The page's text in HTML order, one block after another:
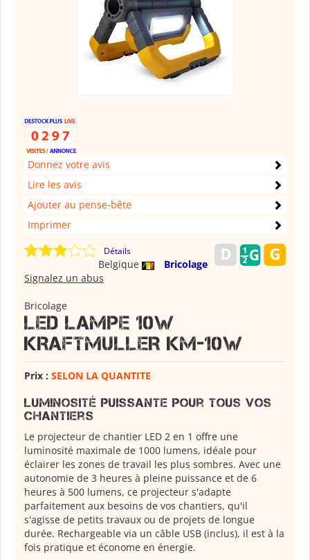
Donnez votre avis
Lire les avis
Ajouter au pense-bête
Imprimer
Détails
Belgique
Bricolage
Signalez un abus
Bricolage
LED LAMPE 10W
KRAFTMULLER KM-10W
Prix : SELON LA QUANTITE
Luminosité Puissante pour Tous Vos
Chantiers
Le projecteur de chantier LED 2 en 1 offre une
luminosité maximale de 1000 lumens, idéale pour
éclairer les zones de travail les plus sombres. Avec une
autonomie de 3 heures à pleine puissance et de 6
heures à 500 lumens, ce projecteur s'adapte
parfaitement aux besoins de vos chantiers, qu'il
s'agisse de petits travaux ou de projets de longue
durée. Rechargeable via un câble USB (inclus), il est à la
fois pratique et économe en énergie.